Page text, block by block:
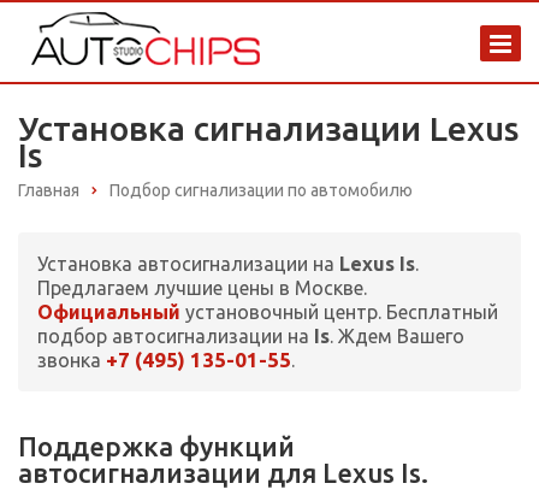
Установка сигнализации Lexus
Is
Главная Подбор сигнализации по автомобилю
Установка автосигнализации на Lexus Is.
Предлагаем лучшие цены в Москве.
Официальный установочный центр. Бесплатный
подбор автосигнализации на
Is. Ждем Вашего
звонка +7 (495) 135-01-55.
Поддержка функций
автосигнализации для Lexus Is.